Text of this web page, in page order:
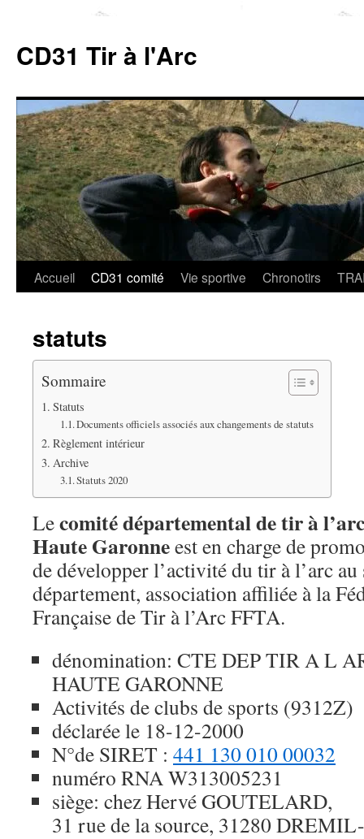
contenu
CD31 Tir à l'Arc
Accueil CD31 comité Vie sportive Chronotirs
statuts
Sommaire
Statuts
Documents officiels associés aux changements de statuts
Règlement intérieur
Archive
Statuts 2020
Lecomité départemental de tir à
Haute Garonneest en charge de
de développer l’activité du tir à l’arc au
département, association affiliée à la
Française de Tir à l’Arc FFTA.
dénomination: CTE DEP TIR A L
HAUTE GARONNE
Activités de clubs de sports (9312Z)
déclarée le 18-12-2000
N°de SIRET : 441 130 010 00032
numéro RNA W313005231
siège: chez Hervé GOUTELARD,
31 rue de la source, 31280